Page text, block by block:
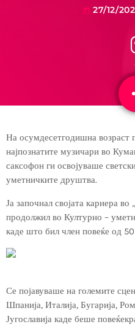
today 27/12/
На осумдесетгодишна возраст
најпознатите музичари во
саксофон ги освојуваше
уметничките друштва.
Ја започнал својата кариера во
продолжил во Културно –
каде што бил член повеќе од
Се појавуваше на големите
Шпанија, Италија, Бугарија,
Југославија каде беше